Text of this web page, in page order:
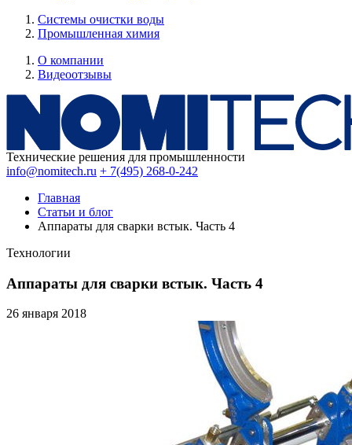
Системы очистки воды
Промышленная химия
О компании
Видеоотзывы
Технические решения для промышленности
info@nomitech.ru + 7(495) 268-0-242
Главная
Статьи и блог
Аппараты для сварки встык. Часть 4
Технологии
Аппараты для сварки встык. Часть 4
26 января 2018